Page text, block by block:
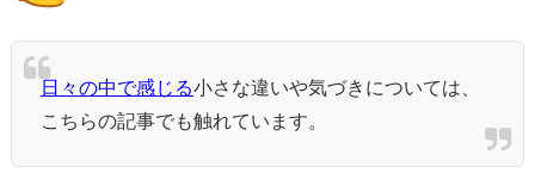
日々の中で感じる小さな違いや気づきについては、
こちらの記事でも触れています。